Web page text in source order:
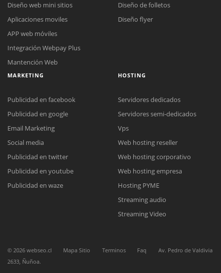
Reunión online
Nuestros ejecutivos le enviarán un correo electrónico con el enlace a
Meet para la reunión online.
Cotización
Chat Online
Todos nuestros ejecutivos están fuera de línea. Complete el formulario
Diseño web mini sitios
Aplicaciones moviles
APP web móviles
Integración Webpay Plus
Mantención Web
Diseño de folletos
Diseño flyer
MARKETING
Publicidad en facebook
Publicidad en google
Email Marketing
Social media
Publicidad en twitter
Publicidad en youtube
Publicidad en waze
HOSTING
Servidores dedicados
Servidores semi-dedicados
Vps
Web hosting reseller
Web hosting corporativo
Web hosting empresa
Hosting PYME
Streaming audio
Streaming Video
© 2026 webseo.cl Mapa Sitio Terminos Faq
Av. Pedro de Valdivia
2633, Ñuñoa.